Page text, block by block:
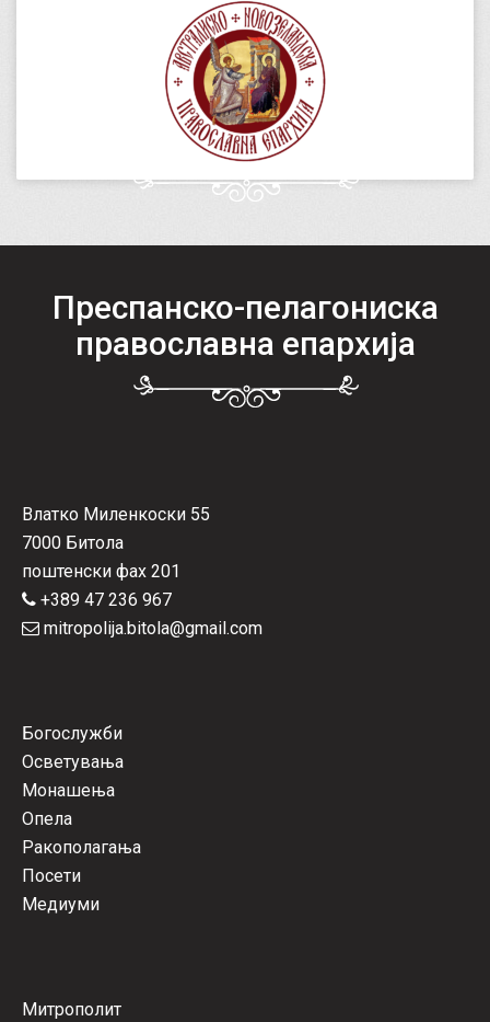
Преспанско-пелагониска
православна епархија
Влатко Миленкоски 55
7000 Битола
поштенски фах 201
+389 47 236 967
mitropolija.bitola@gmail.com
Богослужби
Осветувања
Монашења
Опела
Ракополагања
Посети
Медиуми
Митрополит